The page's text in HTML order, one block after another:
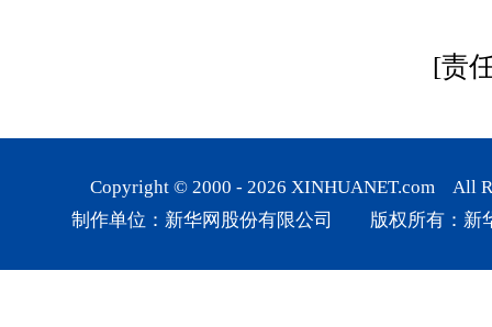
[责
Copyright © 2000 - 2026 XINHUANET.com All
制作单位：新华网股份有限公司 版权所有：新